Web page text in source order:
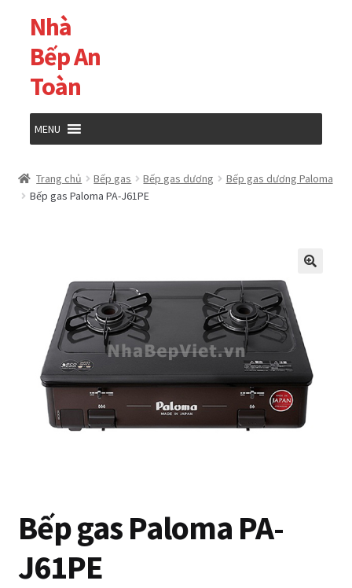
Đi
đến
Điều
hướng
Chuyển
đến
nội
dung
Nhà
Bếp An
Toàn
MENU
Cửa hàng
Tài khoản của tôi
Thanh toán
Trang Mẫu
Trang chủ Bếp gas Bếp gas dương
Bếp gas dương Paloma
Bếp gas Paloma PA-J61PE
Bếp gas Paloma PA-
J61PE